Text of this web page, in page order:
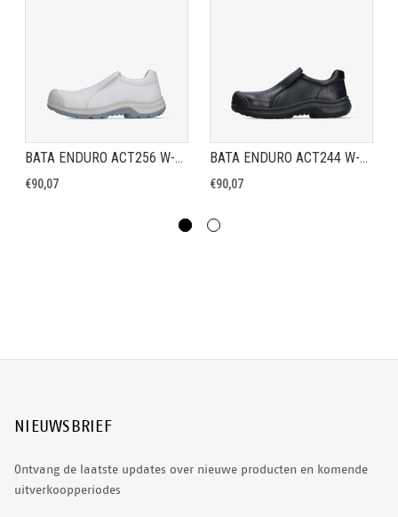
BATA ENDURO ACT256 W-XW - VEILIGHEIDSSCHOEN S3S
€90,07
BATA ENDURO ACT244 W-XW - VEILIGHEIDSSCHOEN S3S
€90,07
NIEUWSBRIEF
Ontvang de laatste updates over nieuwe producten en komende
uitverkoopperiodes